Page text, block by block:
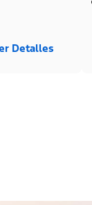
Detalles